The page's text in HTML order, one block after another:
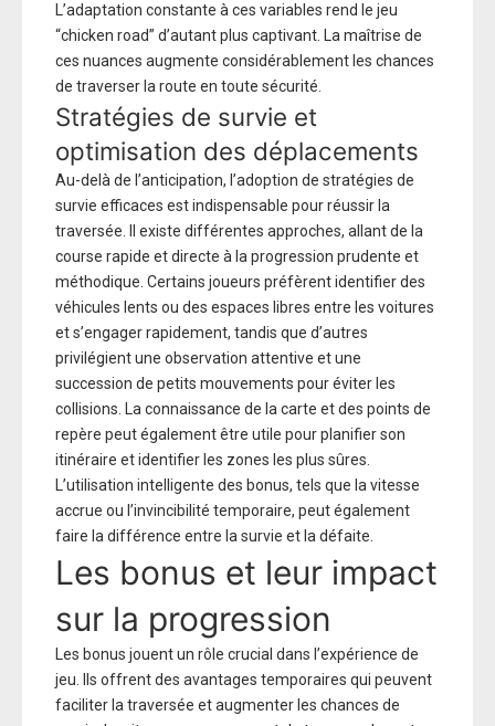
L’adaptation constante à ces variables rend le jeu
“chicken road” d’autant plus captivant. La maîtrise de
ces nuances augmente considérablement les chances
de traverser la route en toute sécurité.
Stratégies de survie et
optimisation des déplacements
Au-delà de l’anticipation, l’adoption de stratégies de
survie efficaces est indispensable pour réussir la
traversée. Il existe différentes approches, allant de la
course rapide et directe à la progression prudente et
méthodique. Certains joueurs préfèrent identifier des
véhicules lents ou des espaces libres entre les voitures
et s’engager rapidement, tandis que d’autres
privilégient une observation attentive et une
succession de petits mouvements pour éviter les
collisions. La connaissance de la carte et des points de
repère peut également être utile pour planifier son
itinéraire et identifier les zones les plus sûres.
L’utilisation intelligente des bonus, tels que la vitesse
accrue ou l’invincibilité temporaire, peut également
faire la différence entre la survie et la défaite.
Les bonus et leur impact
sur la progression
Les bonus jouent un rôle crucial dans l’expérience de
jeu. Ils offrent des avantages temporaires qui peuvent
faciliter la traversée et augmenter les chances de